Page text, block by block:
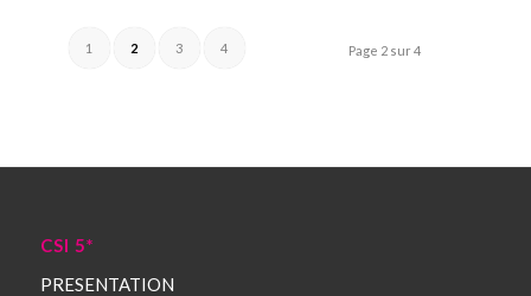
Page 2 sur 4
1 2 3 4
CSI 5*
PRESENTATION